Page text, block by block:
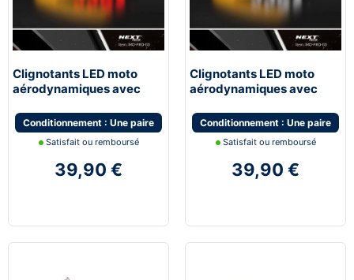
Clignotants LED moto
aérodynamiques avec
Conditionnement : Une paire
Satisfait ou remboursé
39,90 €
Clignotants LED moto
aérodynamiques avec
Conditionnement : Une paire
Satisfait ou remboursé
39,90 €